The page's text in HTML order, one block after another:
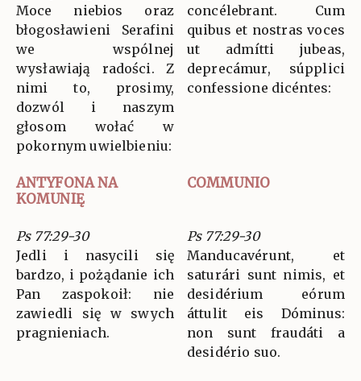
Moce niebios oraz
błogosławieni Serafini
we wspólnej
wysławiają radości. Z
nimi to, prosimy,
dozwól i naszym
głosom wołać w
pokornym uwielbieniu:
concélebrant. Cum
quibus et nostras voces
ut admítti jubeas,
deprecámur, súpplici
confessione dicéntes:
ANTYFONA NA
KOMUNIĘ
COMMUNIO
Ps 77:29-30
Jedli i nasycili się
bardzo, i pożądanie ich
Pan zaspokoił: nie
zawiedli się w swych
pragnieniach.
Ps 77:29-30
Manducavérunt, et
saturári sunt nimis, et
desidérium eórum
áttulit eis Dóminus:
non sunt fraudáti a
desidério suo.